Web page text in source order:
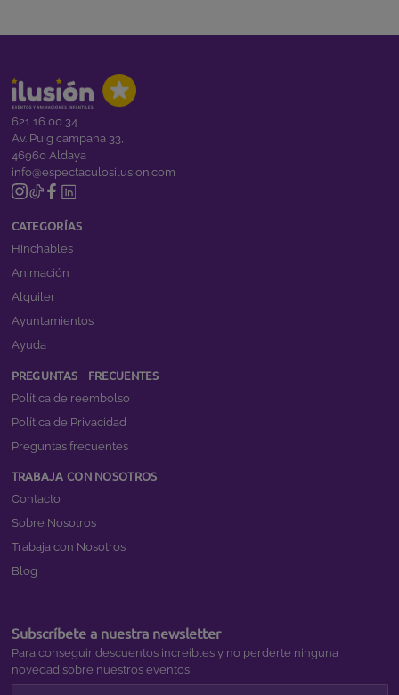
621 16 00 34
Av. Puig campana 33,
46960 Aldaya
info@espectaculosilusion.com
CATEGORÍAS
Hinchables
Animación
Alquiler
Ayuntamientos
Ayuda
PREGUNTAS FRECUENTES
Política de reembolso
Política de Privacidad
Preguntas frecuentes
TRABAJA CON NOSOTROS
Contacto
Sobre Nosotros
Trabaja con Nosotros
Blog
Subscríbete a nuestra newsletter
Para conseguir descuentos increíbles y no perderte ninguna
novedad sobre nuestros eventos